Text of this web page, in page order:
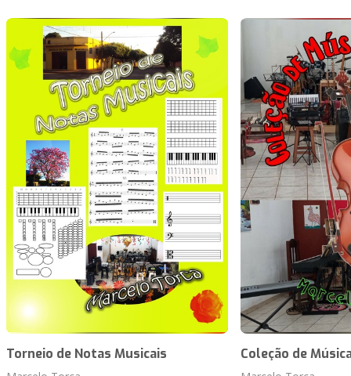
Torneio de Notas Musicais Coleção de